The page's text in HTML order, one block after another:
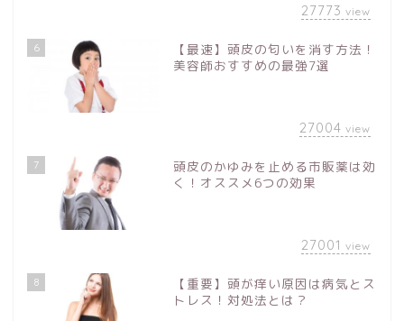
27773 view
6
【最速】頭皮の匂いを消す方法！
美容師おすすめの最強7選
27004 view
7
頭皮のかゆみを止める市販薬は効
く！オススメ6つの効果
27001 view
8
【重要】頭が痒い原因は病気とス
トレス！対処法とは？